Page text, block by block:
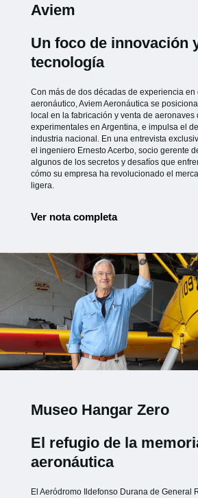
Aviem
Un foco de innovación
tecnología
Con más de dos décadas de experiencia en
aeronáutico, Aviem Aeronáutica se
local en la fabricación y venta de aeronaves
experimentales en Argentina, e impulsa el
industria nacional. En una entrevista
el ingeniero Ernesto Acerbo, socio gerente
algunos de los secretos y desafíos que
cómo su empresa ha revolucionado el
ligera.
Ver nota completa
Museo Hangar Zero
El refugio de la
aeronáutica
El Aeródromo Ildefonso Durana de General